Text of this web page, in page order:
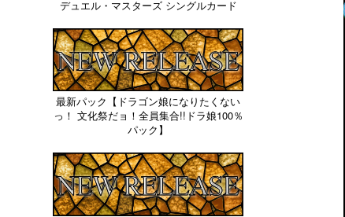
デュエル・マスターズ シングルカード
最新パック【ドラゴン娘になりたくない
っ！ 文化祭だョ！全員集合!!ドラ娘100％
パック】